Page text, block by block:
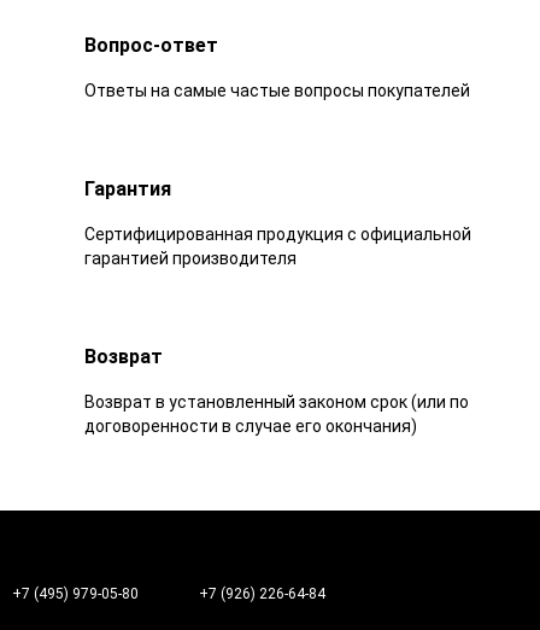
Вопрос-ответ
Ответы на самые частые вопросы покупателей
Гарантия
Сертифицированная продукция с официальной
гарантией производителя
Возврат
Возврат в установленный законом срок (или по
договоренности в случае его окончания)
+7 (495) 979-05-80 +7 (926) 226-64-84